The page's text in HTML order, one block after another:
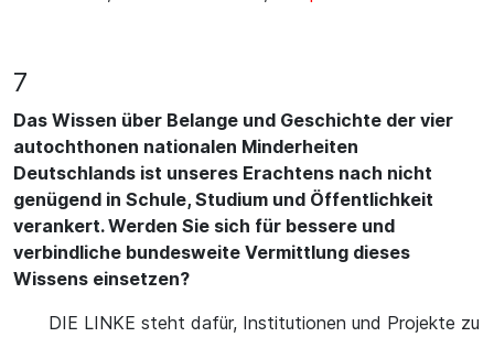
7
Das Wissen über Belange und Geschichte der vier
autochthonen nationalen Minderheiten
Deutschlands ist unseres Erachtens nach nicht
genügend in Schule, Studium und Öffentlichkeit
verankert. Werden Sie sich für bessere und
verbindliche bundesweite Vermittlung dieses
Wissens einsetzen?
DIE LINKE steht dafür, Institutionen und Projekte zu